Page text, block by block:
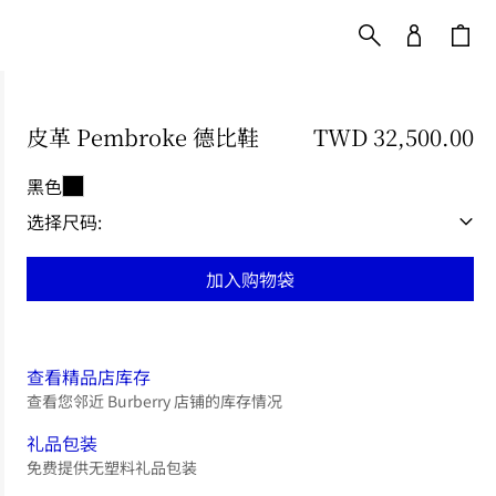
皮革 Pembroke 德比鞋 价格 TWD 32,500.00
TWD 32,500.00
黑色
选择尺码:
加入购物袋
查看精品店库存
查看您邻近 Burberry 店铺的库存情况
礼品包装
免费提供无塑料礼品包装